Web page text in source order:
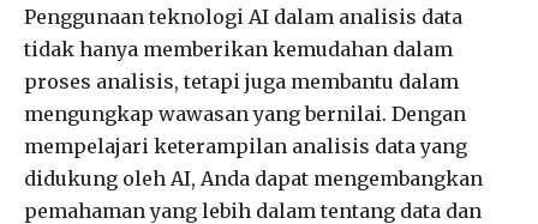
Penggunaan teknologi AI dalam analisis data
tidak hanya memberikan kemudahan dalam
proses analisis, tetapi juga membantu dalam
mengungkap wawasan yang bernilai. Dengan
mempelajari keterampilan analisis data yang
didukung oleh AI, Anda dapat mengembangkan
pemahaman yang lebih dalam tentang data dan